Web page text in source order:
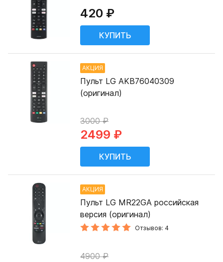
420 ₽
АКЦИЯ
Пульт LG AKB76040309
(оригинал)
3000 ₽
2499 ₽
АКЦИЯ
Пульт LG MR22GA российская
версия (оригинал)
Отзывов: 4
4900 ₽